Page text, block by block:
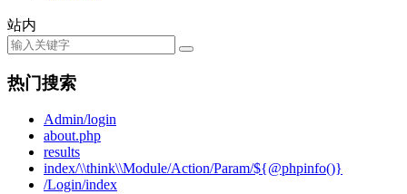
站内
热门搜索
Admin/login
about.php
results
index/\\think\\Module/Action/Param/${@phpinfo()}
/Login/index